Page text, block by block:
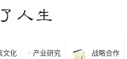
文化 产业研究 战略合作